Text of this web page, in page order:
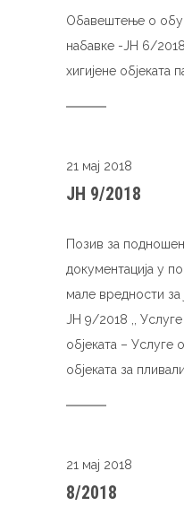
Обавештење о
набавке -ЈН 6/
хигијене објеката
21 мај 2018
ЈН 9/2018
Позив за
документација у
мале вредности за
ЈН 9/2018 ,,
објеката – Услуге
објеката за
21 мај 2018
8/2018